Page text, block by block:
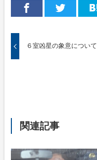
６室凶星の象意について
関連記事